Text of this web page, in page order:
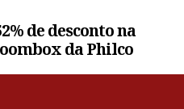
de desconto na
da Philco